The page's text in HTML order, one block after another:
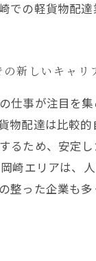
での軽貨物配
新しいキャリ
仕事が注目を
物配達は比較
るため、安定
崎エリアは、
整った企業も